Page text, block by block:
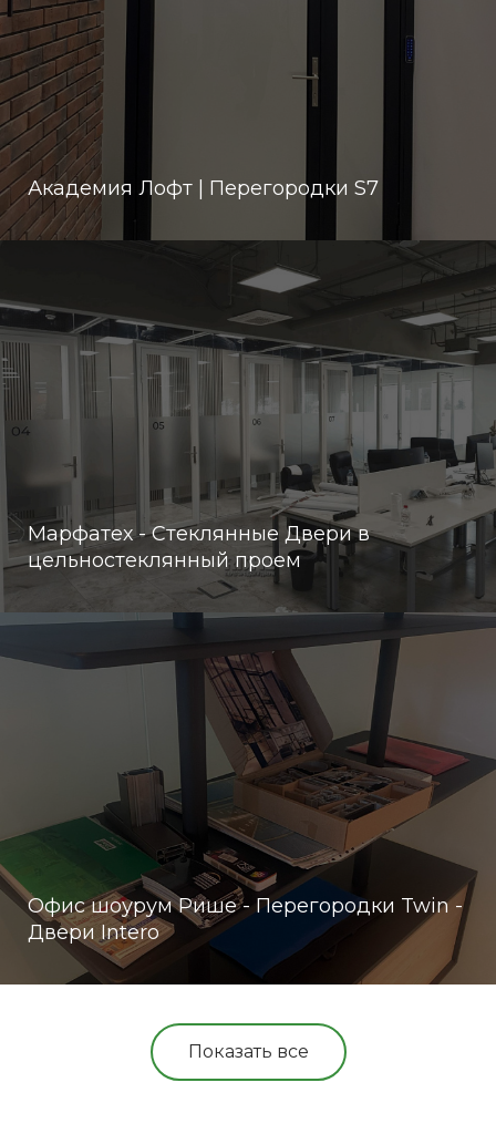
Академия Лофт | Перегородки S7
Марфатех - Стеклянные Двери в
цельностеклянный проем
Офис шоурум Рише - Перегородки Twin -
Двери Intero
Показать все